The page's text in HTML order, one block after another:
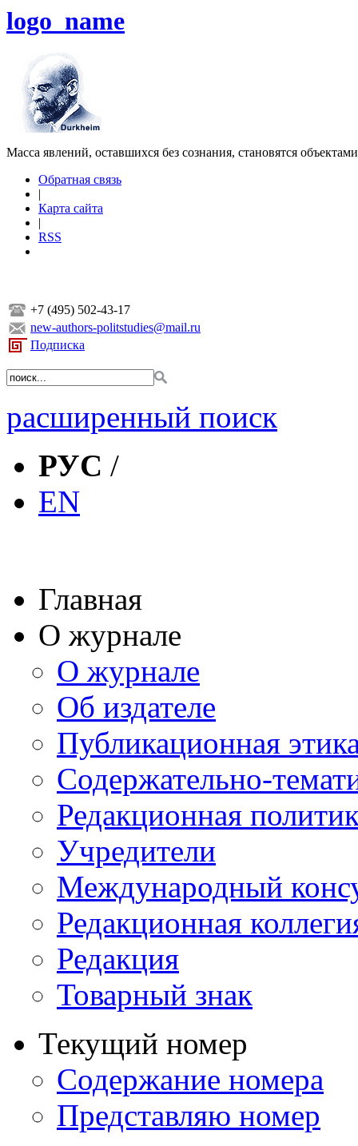
logo_name
Масса явлений, оставшихся без сознания, становятся
Обратная связь
|
Карта сайта
|
RSS
+7 (495) 502-43-17
new-authors-politstudies@mail.ru
Подписка
расширенный поиск
РУС /
EN
Главная
О журнале
О журнале
Об издателе
Публикационная
Содержательно-
Редакционная
Учредители
Международный
Редакционная
Редакция
Товарный знак
Текущий номер
Содержание номера
Представляю номер